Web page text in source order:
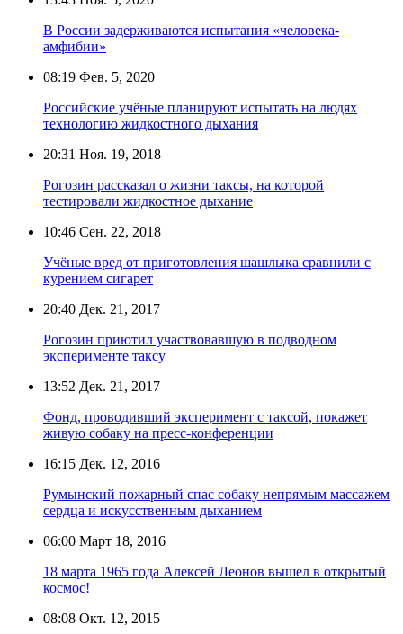
В России задерживаются испытания «человека-
амфибии»
08:19 Фев. 5, 2020
Российские учёные планируют испытать на людях
технологию жидкостного дыхания
20:31 Ноя. 19, 2018
Рогозин рассказал о жизни таксы, на которой
тестировали жидкостное дыхание
10:46 Сен. 22, 2018
Учёные вред от приготовления шашлыка сравнили с
курением сигарет
20:40 Дек. 21, 2017
Рогозин приютил участвовавшую в подводном
эксперименте таксу
13:52 Дек. 21, 2017
Фонд, проводивший эксперимент с таксой, покажет
живую собаку на пресс-конференции
16:15 Дек. 12, 2016
Румынский пожарный спас собаку непрямым массажем
сердца и искусственным дыханием
06:00 Март 18, 2016
18 марта 1965 года Алексей Леонов вышел в открытый
космос!
08:08 Окт. 12, 2015